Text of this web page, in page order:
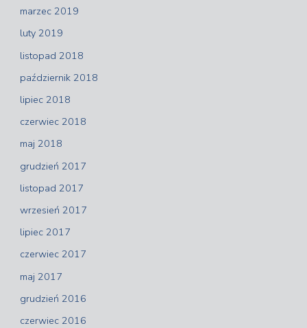
marzec 2019
luty 2019
listopad 2018
październik 2018
lipiec 2018
czerwiec 2018
maj 2018
grudzień 2017
listopad 2017
wrzesień 2017
lipiec 2017
czerwiec 2017
maj 2017
grudzień 2016
czerwiec 2016